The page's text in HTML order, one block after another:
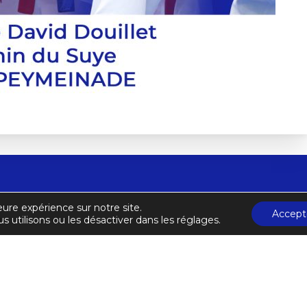
Maritimes de Karaté et Disciplines Associées
expérience sur notre site.
utilisons ou les désactiver dans les réglages.